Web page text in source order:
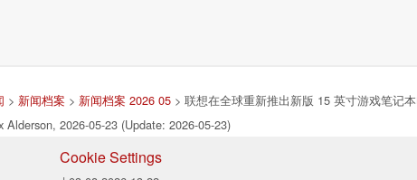
> 新闻档案 > 新闻档案 2026 05> 联想在全球重新推出新版 15 英寸游戏笔记
Alderson, 2026-05-23 (Update: 2026-05-23)
Cookie Settings